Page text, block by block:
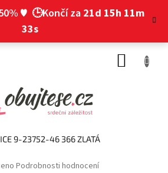
♥ 🕒Končí za 21d 15h 11m
32s
9-23752-46 366 ZLATÁ
Podrobnosti hodnocení